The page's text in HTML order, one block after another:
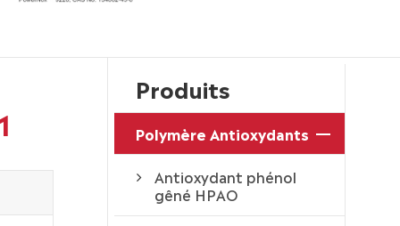
Produits
Polymère Antioxydants
Antioxydant phénol
gêné HPAO